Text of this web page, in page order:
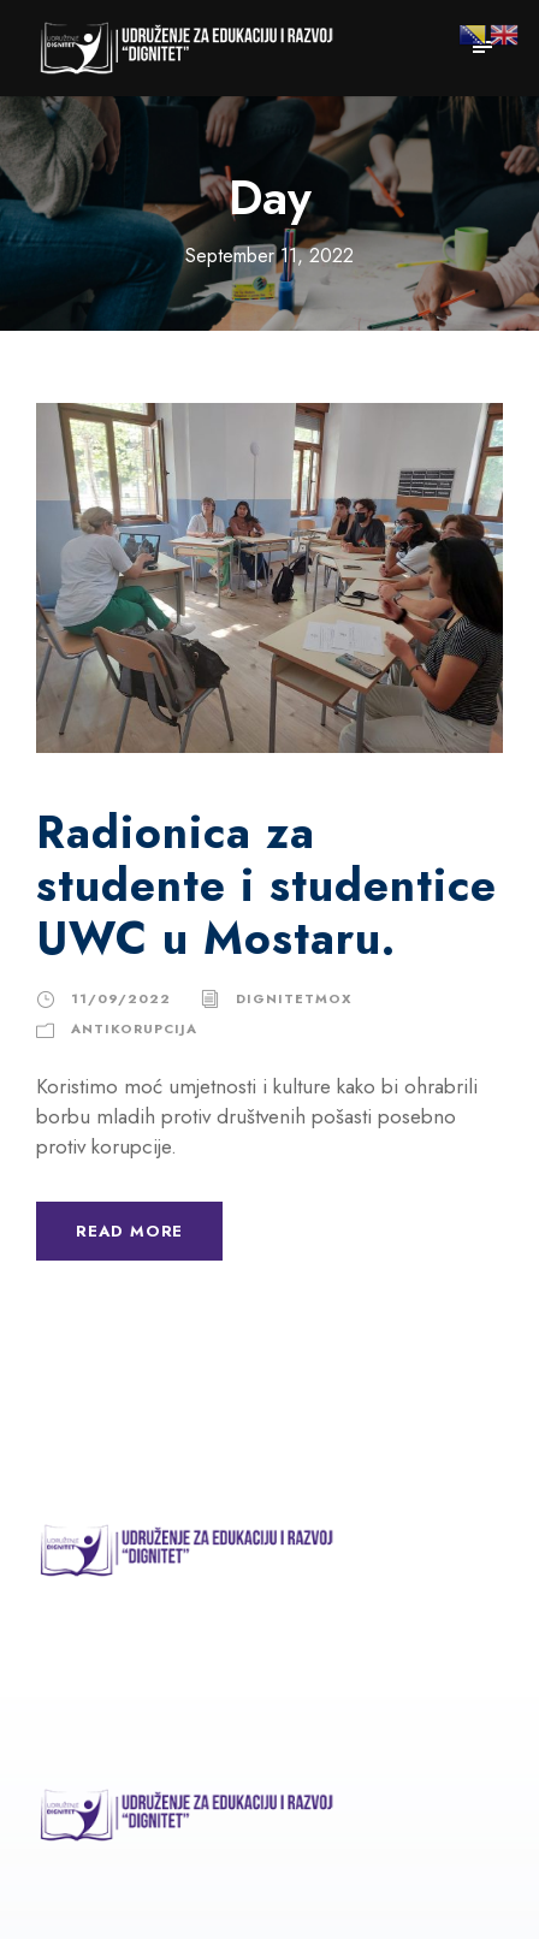
Day
September 11, 2022
Radionica za
studente i studentice
UWC u Mostaru.
11/09/2022
DIGNITETMOX
ANTIKORUPCIJA
Koristimo moć umjetnosti i kulture kako bi ohrabrili
borbu mladih protiv društvenih pošasti posebno
protiv korupcije.
READ MORE